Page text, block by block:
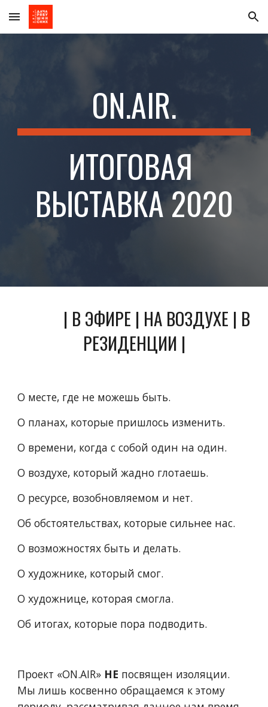
Skip to main content Skip to navigation
ON.AIR.
ИТОГОВАЯ
ВЫСТАВКА 2020
РЕЗИДЕНЦИИ |
О месте, где не можешь быть.
О планах, которые пришлось изменить.
О времени, когда с собой один на один.
О воздухе, который жадно глотаешь.
О ресурсе, возобновляемом и нет.
Об обстоятельствах, которые сильнее нас.
О возможностях быть и делать.
О художнике, который смог.
О художнице, которая смогла.
Об итогах, которые пора подводить.
Проект «ON.AIR» НЕ посвящен изоляции.
Мы лишь косвенно обращаемся к этому